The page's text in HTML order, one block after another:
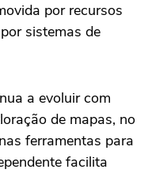
por recursos
sistemas de
a evoluir com
de mapas, no
ferramentas para
facilita